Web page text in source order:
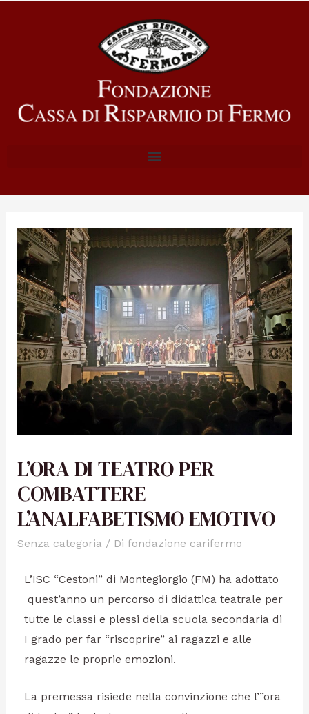
L’ORA DI TEATRO PER
COMBATTERE
L’ANALFABETISMO EMOTIVO
Senza categoria / Di fondazione carifermo
L’ISC “Cestoni” di Montegiorgio (FM) ha adottato
quest’anno un percorso di didattica teatrale per
tutte le classi e plessi della scuola secondaria di
I grado per far “riscoprire” ai ragazzi e alle
ragazze le proprie emozioni.
La premessa risiede nella convinzione che l’”ora